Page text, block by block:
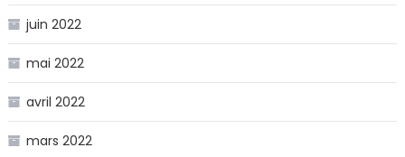
juin 2022
mai 2022
avril 2022
mars 2022